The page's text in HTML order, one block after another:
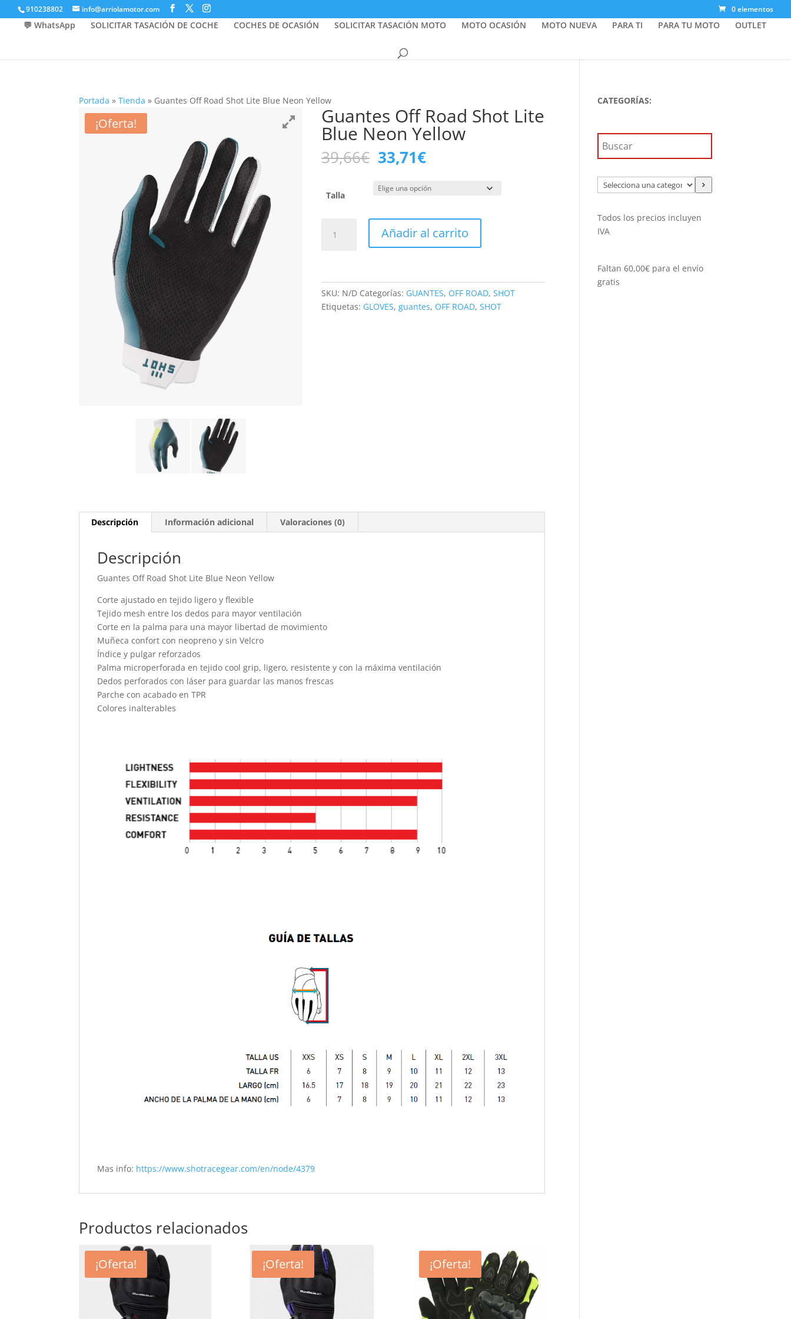
910238802 info@arriolamotor.com 0 elementos
💬 WhatsApp SOLICITAR TASACIÓN DE COCHE COCHES DE OCASIÓN SOLICITAR TASACIÓN MOTO MOTO OCASIÓN MOTO NUEVA PARA TI PARA TU MOTO OUTLET
Portada »Tienda » Guantes Off Road Shot Lite Blue Neon Yellow
¡Oferta! Guantes Off Road Shot Lite
Blue Neon Yellow
39,66€ El
precio
original
era:
33,71€El
actual
es:
Talla
Blue
Neon
Añadir al carrito
SKU: N/D Categorías: GUANTES, OFF ROAD,SHOT
Etiquetas: GLOVES,guantes, OFF ROAD,SHOT
Descripción Información adicional Valoraciones (0)
Descripción
Guantes Off Road Shot Lite Blue Neon Yellow
Corte ajustado en tejido ligero y flexible
Tejido mesh entre los dedos para mayor ventilación
Corte en la palma para una mayor libertad de movimiento
Muñeca confort con neopreno y sin Velcro
Índice y pulgar reforzados
Palma microperforada en tejido cool grip, ligero, resistente y con la máxima ventilación
Dedos perforados con láser para guardar las manos frescas
Parche con acabado en TPR
Colores inalterables
Mas info: https://www.shotracegear.com/en/node/4379
Productos relacionados
¡Oferta! ¡Oferta! ¡Oferta!
CATEGORÍAS:
Selecciona
una
Todos los precios incluyen
IVA
Faltan60,00€ para el envío
gratis